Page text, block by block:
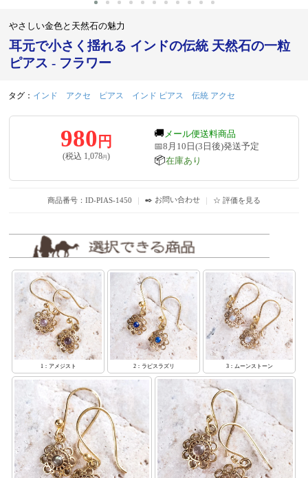
やさしい金色と天然石の魅力
耳元で小さく揺れる インドの伝統 天然石の一粒
ピアス - フラワー
タグ： インド アクセ ピアス インド ピアス 伝統 アクセ
980 円
(税込 1,078円)
🚚 メール便送料商品
📅8月10日(3日後)発送予定
📦在庫あり
商品番号：ID-PIAS-1450 ｜ ✒️ お問い合わせ ｜ ☆ 評価を見る
1：アメジスト 2：ラピスラズリ 3：ムーンストーン